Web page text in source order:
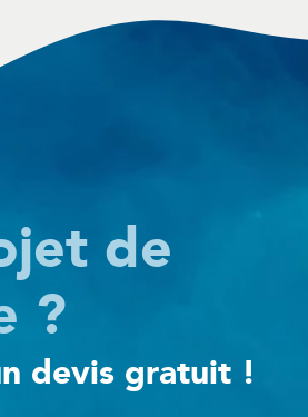
devis gratuit !
de
?